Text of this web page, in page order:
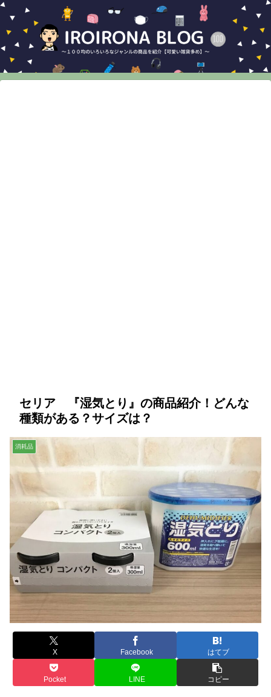
セリア 『湿気とり』の商品紹介！どんな
種類がある？サイズは？
消耗品
X Facebook はてブ
Pocket LINE コピー